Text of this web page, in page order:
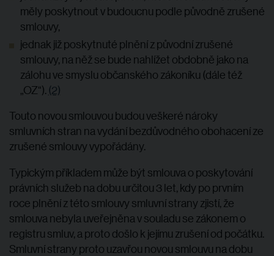
měly poskytnout v budoucnu podle původně zrušené
smlouvy,
jednak již poskytnuté plnění z původní zrušené
smlouvy, na něž se bude nahlížet obdobně jako na
zálohu ve smyslu občanského zákoníku (dále též
„OZ“). (2)
Touto novou smlouvou budou veškeré nároky
smluvních stran na vydání bezdůvodného obohacení ze
zrušené smlouvy vypořádány.
Typickým příkladem může být smlouva o poskytování
právních služeb na dobu určitou 3 let, kdy po prvním
roce plnění z této smlouvy smluvní strany zjistí, že
smlouva nebyla uveřejněna v souladu se zákonem o
registru smluv, a proto došlo k jejímu zrušení od počátku.
Smluvní strany proto uzavřou novou smlouvu na dobu